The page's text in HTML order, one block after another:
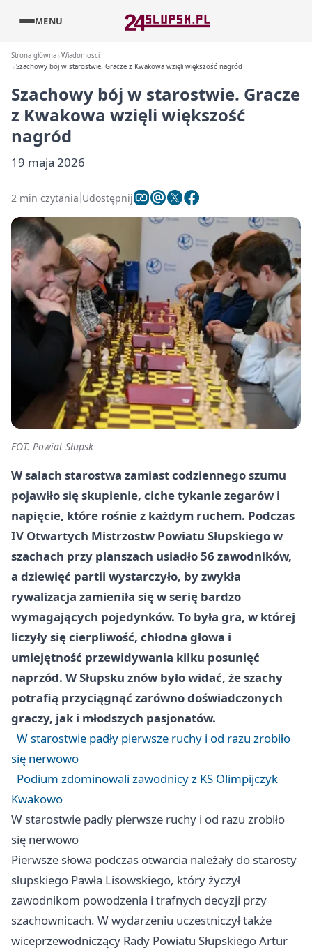
MENU
Strona główna Wiadomości
Szachowy bój w starostwie. Gracze z Kwakowa wzięli większość nagród
Szachowy bój w starostwie. Gracze
z Kwakowa wzięli większość
nagród
19 maja 2026
2 min czytania Udostępnij
FOT. Powiat Słupsk
W salach starostwa zamiast codziennego szumu
pojawiło się skupienie, ciche tykanie zegarów i
napięcie, które rośnie z każdym ruchem. Podczas
IV Otwartych Mistrzostw Powiatu Słupskiego w
szachach przy planszach usiadło 56 zawodników,
a dziewięć partii wystarczyło, by zwykła
rywalizacja zamieniła się w serię bardzo
wymagających pojedynków. To była gra, w której
liczyły się cierpliwość, chłodna głowa i
umiejętność przewidywania kilku posunięć
naprzód. W Słupsku znów było widać, że szachy
potrafią przyciągnąć zarówno doświadczonych
graczy, jak i młodszych pasjonatów.
W starostwie padły pierwsze ruchy i od razu zrobiło
się nerwowo
Podium zdominowali zawodnicy z KS Olimpijczyk
Kwakowo
W starostwie padły pierwsze ruchy i od razu zrobiło
się nerwowo
Pierwsze słowa podczas otwarcia należały do starosty
słupskiego Pawła Lisowskiego, który życzył
zawodnikom powodzenia i trafnych decyzji przy
szachownicach. W wydarzeniu uczestniczył także
wiceprzewodniczący Rady Powiatu Słupskiego Artur